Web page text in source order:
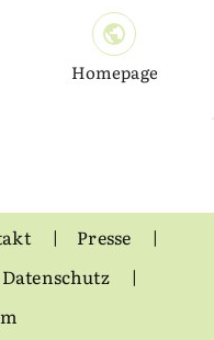
Homepage
Presse
Datenschutz